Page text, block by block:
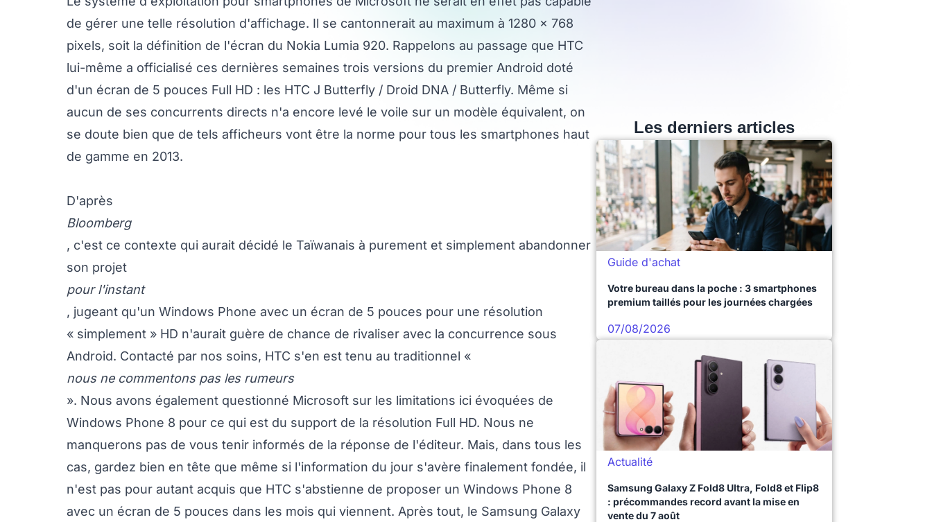
de gérer une telle résolution d'affichage. Il se cantonnerait au maximum à 1280 x 768
pixels, soit la définition de l'écran du Nokia Lumia 920. Rappelons au passage que HTC
lui-même a officialisé ces dernières semaines trois versions du premier Android doté
d'un écran de 5 pouces Full HD : les HTC J Butterfly / Droid DNA / Butterfly. Même si
aucun de ses concurrents directs n'a encore levé le voile sur un modèle équivalent, on
se doute bien que de tels afficheurs vont être la norme pour tous les smartphones haut
de gamme en 2013.
D'après
Bloomberg
, c'est ce contexte qui aurait décidé le Taïwanais à purement et simplement abandonner
son projet
pour l'instant
, jugeant qu'un Windows Phone avec un écran de 5 pouces pour une résolution
« simplement » HD n'aurait guère de chance de rivaliser avec la concurrence sous
Android. Contacté par nos soins, HTC s'en est tenu au traditionnel «
nous ne commentons pas les rumeurs
». Nous avons également questionné Microsoft sur les limitations ici évoquées de
Windows Phone 8 pour ce qui est du support de la résolution Full HD. Nous ne
manquerons pas de vous tenir informés de la réponse de l'éditeur. Mais, dans tous les
cas, gardez bien en tête que même si l'information du jour s'avère finalement fondée, il
n'est pas pour autant acquis que HTC s'abstienne de proposer un Windows Phone 8
avec un écran de 5 pouces dans les mois qui viennent. Après tout, le Samsung Galaxy
Les derniers articles
Guide d'achat
Votre bureau dans la poche : 3 smartphones
premium taillés pour les journées chargées
07/08/2026
Actualité
Samsung Galaxy Z Fold8 Ultra, Fold8 et Flip8
: précommandes record avant la mise en
vente du 7 août